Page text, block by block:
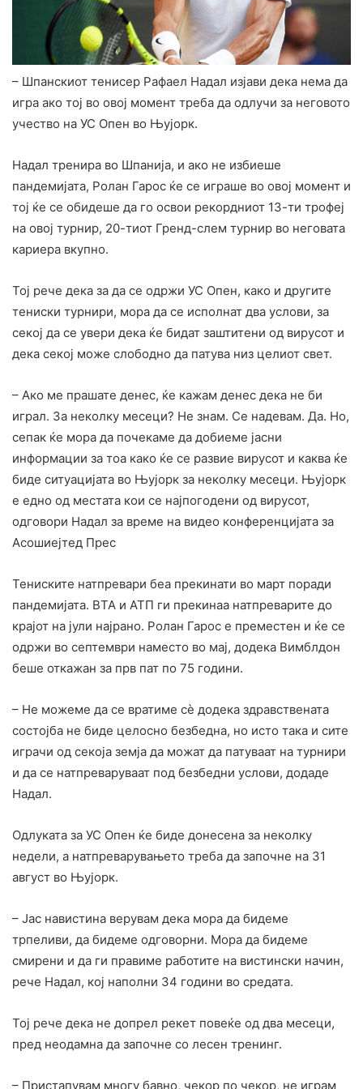
– Шпанскиот тенисер Рафаел Надал изјави дека нема да
игра ако тој во овој момент треба да одлучи за неговото
учество на УС Опен во Њујорк.
Надал тренира во Шпанија, и ако не избиеше
пандемијата, Ролан Гарос ќе се играше во овој момент и
тој ќе се обидеше да го освои рекордниот 13-ти трофеј
на овој турнир, 20-тиот Гренд-слем турнир во неговата
кариера вкупно.
Тој рече дека за да се одржи УС Опен, како и другите
тениски турнири, мора да се исполнат два услови, за
секој да се увери дека ќе бидат заштитени од вирусот и
дека секој може слободно да патува низ целиот свет.
– Ако ме прашате денес, ќе кажам денес дека не би
играл. За неколку месеци? Не знам. Се надевам. Да. Но,
сепак ќе мора да почекаме да добиеме јасни
информации за тоа како ќе се развие вирусот и каква ќе
биде ситуацијата во Њујорк за неколку месеци. Њујорк
е едно од местата кои се најпогодени од вирусот,
одговори Надал за време на видео конференцијата за
Асошиејтед Прес
Тениските натпревари беа прекинати во март поради
пандемијата. ВTA и ATП ги прекинаа натпреварите до
крајот на јули најрано. Ролан Гарос е преместен и ќе се
одржи во септември наместо во мај, додека Вимблдон
беше откажан за прв пат по 75 години.
– Не можеме да се вратиме сè додека здравствената
состојба не биде целосно безбедна, но исто така и сите
играчи од секоја земја да можат да патуваат на турнири
и да се натпреваруваат под безбедни услови, додаде
Надал.
Одлуката за УС Опен ќе биде донесена за неколку
недели, а натпреварувањето треба да започне на 31
август во Њујорк.
– Јас навистина верувам дека мора да бидеме
трпеливи, да бидеме одговорни. Мора да бидеме
смирени и да ги правиме работите на вистински начин,
рече Надал, кој наполни 34 години во средата.
Тој рече дека не допрел рекет повеќе од два месеци,
пред неодамна да започне со лесен тренинг.
– Пристапувам многу бавно, чекор по чекор, не играм